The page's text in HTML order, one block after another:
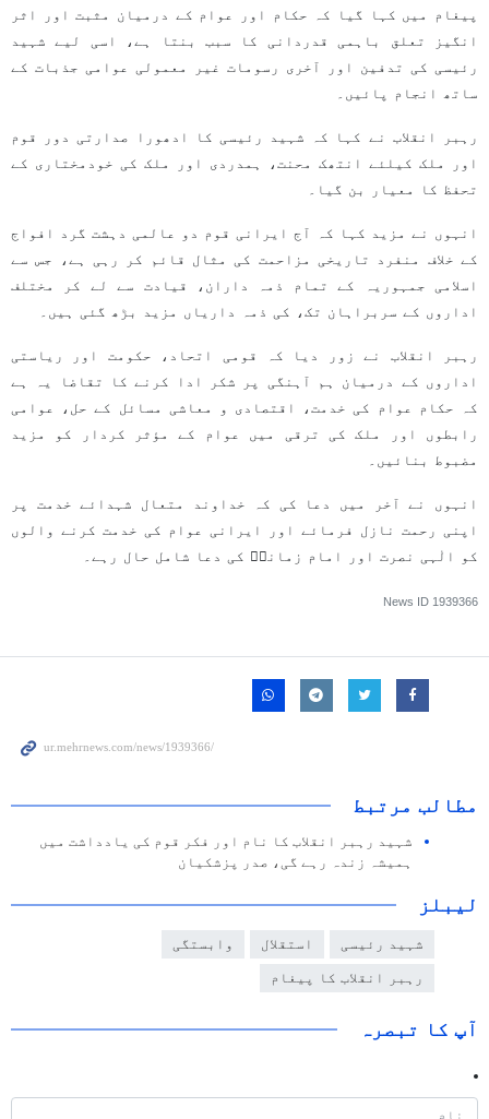
پیغام میں کہا گیا کہ حکام اور عوام کے درمیان مثبت اور اثر
انگیز تعلق باہمی قدردانی کا سبب بنتا ہے، اسی لیے شہید
رئیسی کی تدفین اور آخری رسومات غیر معمولی عوامی جذبات کے
ساتھ انجام پائیں۔
رہبر انقلاب نے کہا کہ شہید رئیسی کا ادھورا صدارتی دور قوم
اور ملک کیلئے انتھک محنت، ہمدردی اور ملک کی خودمختاری کے
تحفظ کا معیار بن گیا۔
انہوں نے مزید کہا کہ آج ایرانی قوم دو عالمی دہشت گرد افواج
کے خلاف منفرد تاریخی مزاحمت کی مثال قائم کر رہی ہے، جس سے
اسلامی جمہوریہ کے تمام ذمہ داران، قیادت سے لے کر مختلف
اداروں کے سربراہان تک، کی ذمہ داریاں مزید بڑھ گئی ہیں۔
رہبر انقلاب نے زور دیا کہ قومی اتحاد، حکومت اور ریاستی
اداروں کے درمیان ہم آہنگی پر شکر ادا کرنے کا تقاضا یہ ہے
کہ حکام عوام کی خدمت، اقتصادی و معاشی مسائل کے حل، عوامی
رابطوں اور ملک کی ترقی میں عوام کے مؤثر کردار کو مزید
مضبوط بنائیں۔
انہوں نے آخر میں دعا کی کہ خداوند متعال شہدائے خدمت پر
اپنی رحمت نازل فرمائے اور ایرانی عوام کی خدمت کرنے والوں
کو الٰہی نصرت اور امام زمانہؑ کی دعا شامل حال رہے۔
News ID 1939366
مطالب مرتبط
شہید رہبر انقلاب کا نام اور فکر قوم کی یادداشت میں
ہمیشہ زندہ رہے گی، صدر پزشکیان
لیبلز
شہید رئیسی استقلال وابستگی
رہبر انقلاب کا پیغام
آپ کا تبصرہ